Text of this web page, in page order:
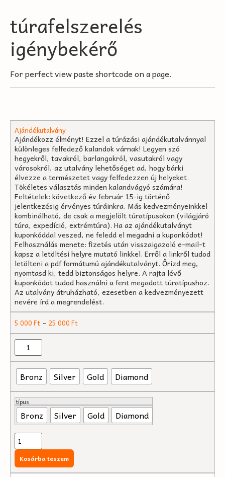
túrafelszerelés
igénybekérő
For perfect view paste shortcode on a page.
Ajándékutalvány
Ajándékozz élményt! Ezzel a túrázási ajándékutalvánnyal
különleges felfedező kalandok várnak! Legyen szó
hegyekről, tavakról, barlangokról, vasutakról vagy
városokról, az utalvány lehetőséget ad, hogy bárki
élvezze a természetet vagy felfedezzen új helyeket.
Tökéletes választás minden kalandvágyó számára!
Feltételek: következő év február 15-ig történő
jelentkezésig érvényes túráinkra. Más kedvezményeinkkel
kombinálható, de csak a megjelölt túratípusokon (világjáró
túra, expedíció, extrémtúra). Ha az ajándékutalványt
kuponkóddal veszed, ne feledd el megadni a kuponkódot!
Felhasználás menete: fizetés után visszaigazoló e-mail-t
kapsz a letöltési helyre mutató linkkel. Erről a linkről tudod
letölteni a pdf formátumú ajándékutalványt. Őrizd meg,
nyomtasd ki, tedd biztonságos helyre. A rajta lévő
kuponkódot tudod használni a fent megadott túratípushoz.
Az utalvány átruházható, ezesetben a kedvezményezett
nevére írd a megrendelést.
5 000Ft – 25 000Ft
Bronz Silver Gold Diamond
típus
Bronz Silver Gold Diamond
Kosárba teszem